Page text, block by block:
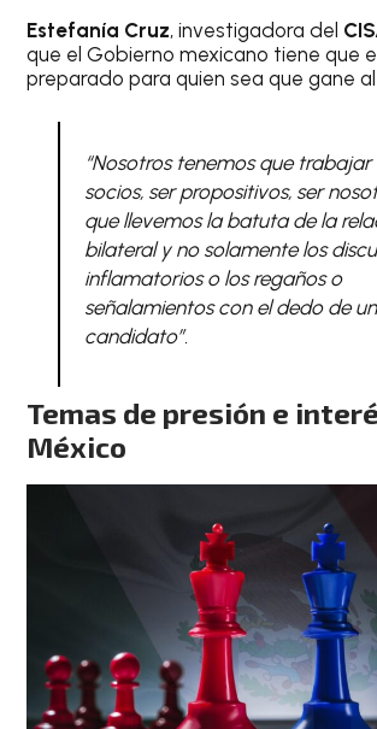
Estefanía Cruz, investigadora del
que el Gobierno mexicano tiene que
preparado para quien sea que gane
“Nosotros tenemos que
socios, ser propositivos, ser
que llevemos la batuta de la
bilateral y no solamente los
inflamatorios o los regaños o
señalamientos con el dedo de
candidato”.
Temas de presión e
México